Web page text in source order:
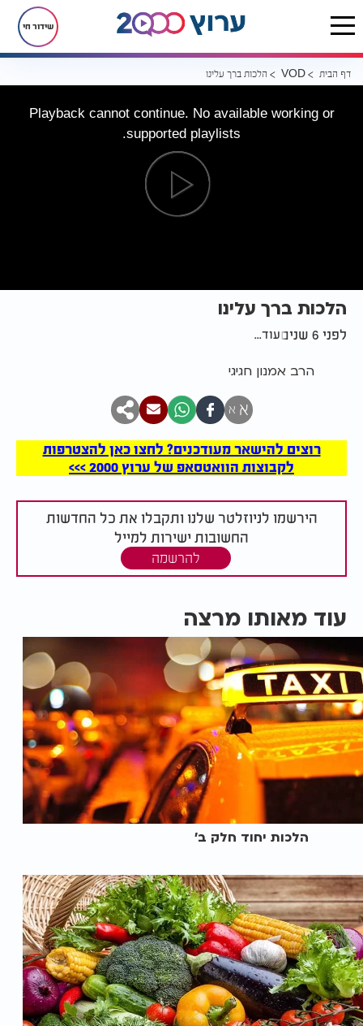
שידור חי
דף הבית VOD הלכות ברך עלינו
Playback cannot continue. No available working or
supported playlists.
הלכות ברך עלינו
לפני 6 שנים עוד...
הרב אמנון חגיגי
א א
רוצים להישאר מעודכנים? לחצו כאן להצטרפות
לקבוצות הוואטסאפ של ערוץ 2000 >>>
הירשמו לניוזלטר שלנו ותקבלו את כל החדשות
החשובות ישירות למייל
להרשמה
עוד מאותו מרצה
הלכות יחוד חלק ב'